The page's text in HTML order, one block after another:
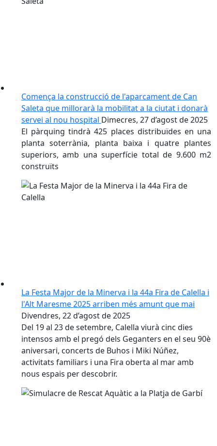
Comença la construcció de l'aparcament de Can
Saleta que millorarà la mobilitat a la ciutat i donarà
servei al nou hospital Dimecres, 27 d’agost de 2025
El pàrquing tindrà 425 places distribuïdes en una
planta soterrània, planta baixa i quatre plantes
superiors, amb una superfície total de 9.600 m2
construïts
La Festa Major de la Minerva i la 44a Fira de Calella i
l'Alt Maresme 2025 arriben més amunt que mai
Divendres, 22 d’agost de 2025
Del 19 al 23 de setembre, Calella viurà cinc dies
intensos amb el pregó dels Geganters en el seu 90è
aniversari, concerts de Buhos i Miki Núñez,
activitats familiars i una Fira oberta al mar amb
nous espais per descobrir.